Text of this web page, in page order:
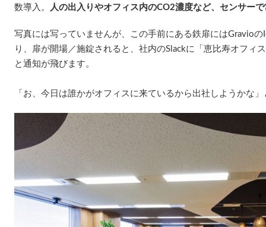
数導入。
人の出入りやオフィス内のCO2濃度など、センサー
写真には写っていませんが、この手前にある鉄扉にはGravio
り、扉が開場／施錠されると、社内のSlackに「恵比寿オフィ
と通知が飛びます。
「お、今日は誰かがオフィスに来ているから出社しようかな